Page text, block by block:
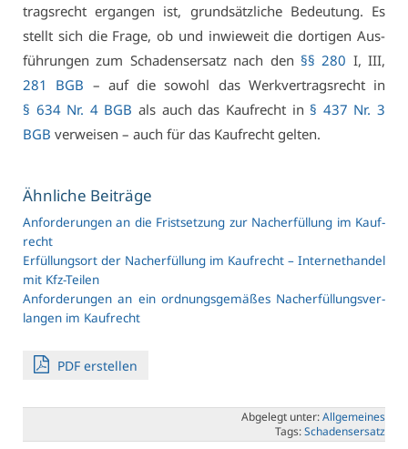
trags­recht er­gan­gen ist, grund­sätz­li­che Be­deu­tung. Es
stellt sich die Fra­ge, ob und in­wie­weit die dor­ti­gen Aus­
füh­run­gen zum Scha­dens­er­satz nach den §§ 280 I, III,
281 BGB – auf die so­wohl das Werk­ver­trags­recht in
§ 634 Nr. 4 BGB als auch das Kauf­recht in § 437 Nr. 3
BGB ver­wei­sen – auch für das Kauf­recht gel­ten.
Ähn­li­che Bei­trä­ge
An­for­de­run­gen an die Frist­set­zung zur Nach­er­fül­lung im Kauf­
recht
Er­fül­lungs­ort der Nach­er­fül­lung im Kauf­recht – In­ter­net­han­del
mit Kfz-Tei­len
An­for­de­run­gen an ein ord­nungs­ge­mä­ßes Nach­er­fül­lungs­ver­
lan­gen im Kauf­recht
PDF er­stel­len
Ab­ge­legt un­ter:All­ge­mei­nes
Tags:Scha­dens­er­satz